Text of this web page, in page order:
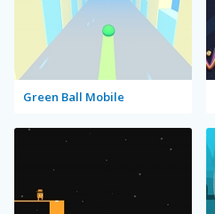
Green Ball Mobile